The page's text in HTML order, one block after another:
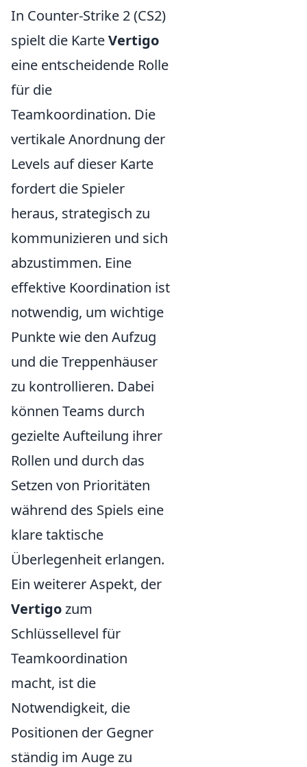
In Counter-Strike 2 (CS2)
spielt die KarteVertigo
eine entscheidende Rolle
für die
Teamkoordination. Die
vertikale Anordnung der
Levels auf dieser Karte
fordert die Spieler
heraus, strategisch zu
kommunizieren und sich
abzustimmen. Eine
effektive Koordination ist
notwendig, um wichtige
Punkte wie den Aufzug
und die Treppenhäuser
zu kontrollieren. Dabei
können Teams durch
gezielte Aufteilung ihrer
Rollen und durch das
Setzen von Prioritäten
während des Spiels eine
klare taktische
Überlegenheit erlangen.
Ein weiterer Aspekt, der
Vertigozum
Schlüssellevel für
Teamkoordination
macht, ist die
Notwendigkeit, die
Positionen der Gegner
ständig im Auge zu